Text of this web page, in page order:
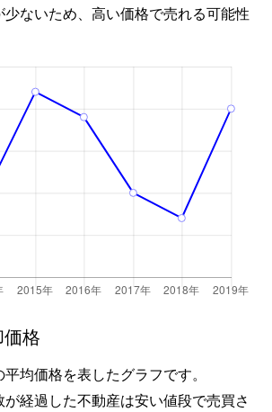
ないため、高い価格で売れる可能性
格
均価格を表したグラフです。
経過した不動産は安い値段で売買さ